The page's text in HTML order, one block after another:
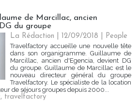
de Marcillac, ancien
du groupe
La Rédaction | 12/09/2018
People
Travelfactory accueille une nouvelle tête
dans son organigramme. Guillaume de
Marcillac, ancien d'Egencia, devient DG
du groupe. Guillaume de Marcillac est le
nouveau directeur général du groupe
Travelfactory. Le spécialiste de la location
de séjours groupes depuis 2000...
, travelfactory